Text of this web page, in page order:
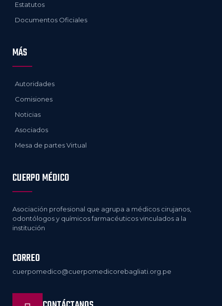
Estatutos
Documentos Oficiales
MÁS
Autoridades
Comisiones
Noticias
Asociados
Mesa de partes Virtual
CUERPO MÉDICO
Asociación profesional que agrupa a médicos cirujanos,
odontólogos y químicos farmacéuticos vinculados a la
institución
CORREO
cuerpomedico@cuerpomedicorebagliati.org.pe